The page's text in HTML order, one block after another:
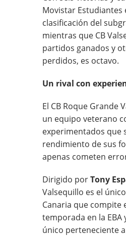
Movistar Estudiantes
clasificación del
mientras que CB
partidos ganados y
perdidos, es octavo.
Un rival con
El CB Roque Grande
un equipo veterano
experimentados que
rendimiento de sus
apenas cometen
Dirigido porTony
Valsequillo es el
Canaria que compite
temporada en la EBA
único perteneciente